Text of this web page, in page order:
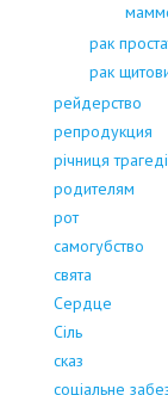
рак
рак
рейдерство
репродукция
річниця
родителям
рот
самогубство
свята
Сердце
Сіль
сказ
соціальне